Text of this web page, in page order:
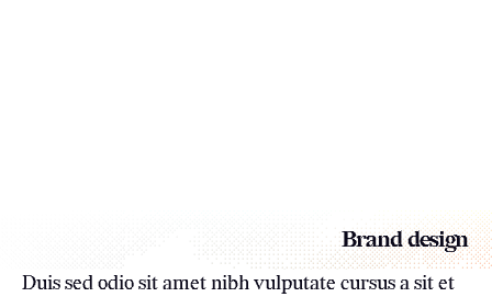
Brand design
Duis sed odio sit amet nibh vulputate cursus a sit et